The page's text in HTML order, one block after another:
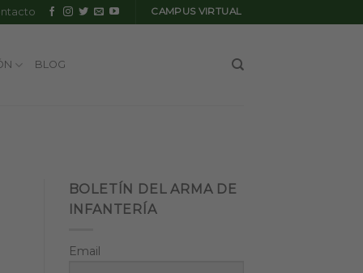
CAMPUS VIRTUAL
BLOG
BOLETÍN DEL ARMA DE
INFANTERÍA
Email